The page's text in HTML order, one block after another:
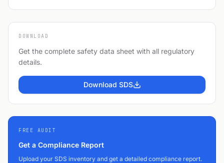
DOWNLOAD
Get the complete safety data sheet with all regulatory
details.
Download SDS
FREE AUDIT
Get a Compliance Report
Upload your SDS inventory and get a detailed compliance report.